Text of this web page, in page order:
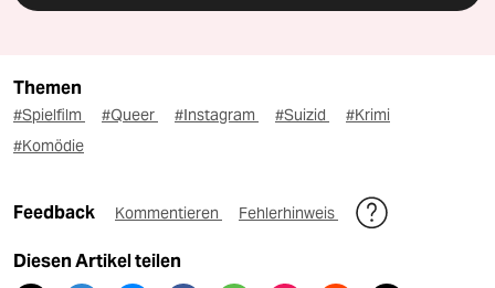
Themen
#Spielfilm #Queer #Instagram #Suizid
#Krimi
#Komödie
Feedback Kommentieren Fehlerhinweis
Diesen Artikel teilen